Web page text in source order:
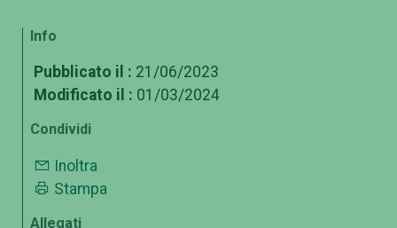
Info
Pubblicato il : 21/06/2023
Modificato il : 01/03/2024
Condividi
Inoltra
Stampa
Allegati